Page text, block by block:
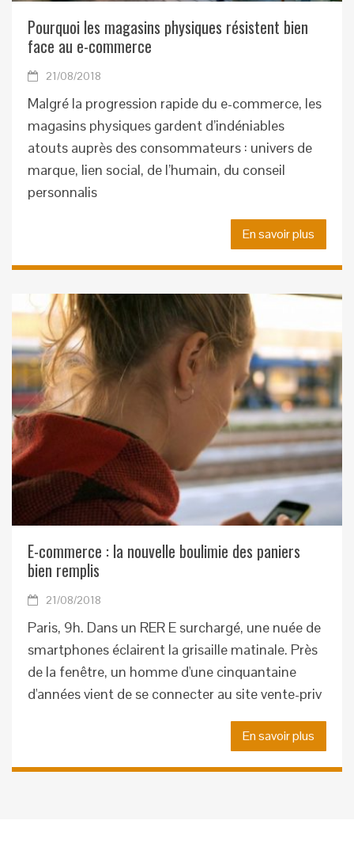
Pourquoi les magasins physiques résistent bien
face au e-commerce
21/08/2018
Malgré la progression rapide du e-commerce, les
magasins physiques gardent d’indéniables
atouts auprès des consommateurs : univers de
marque, lien social, de l’humain, du conseil
personnalis
En savoir plus
E-commerce : la nouvelle boulimie des paniers
bien remplis
21/08/2018
Paris, 9h. Dans un RER E surchargé, une nuée de
smartphones éclairent la grisaille matinale. Près
de la fenêtre, un homme d'une cinquantaine
d'années vient de se connecter au site vente-priv
En savoir plus